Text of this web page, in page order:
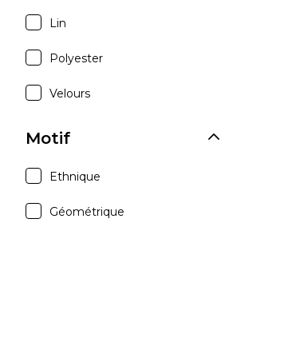
Lin
Polyester
Velours
Motif
Ethnique
Géométrique